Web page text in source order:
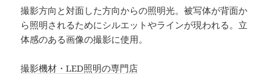
撮影方向と対面した方向からの照明光。被写体が背面か
ら照明されるためにシルエットやラインが現われる。立
体感のある画像の撮影に使用。
撮影機材・LED照明の専門店